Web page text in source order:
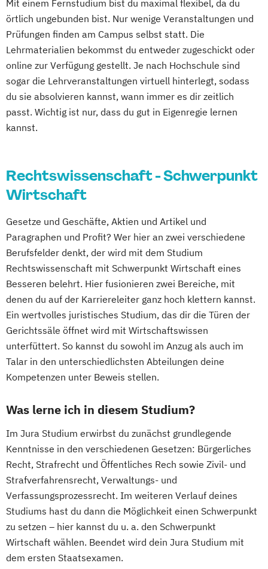
Mit einem Fernstudium bist du maximal flexibel, da du
örtlich ungebunden bist. Nur wenige Veranstaltungen und
Prüfungen finden am Campus selbst statt. Die
Lehrmaterialien bekommst du entweder zugeschickt oder
online zur Verfügung gestellt. Je nach Hochschule sind
sogar die Lehrveranstaltungen virtuell hinterlegt, sodass
du sie absolvieren kannst, wann immer es dir zeitlich
passt. Wichtig ist nur, dass du gut in Eigenregie lernen
kannst.
Rechtswissenschaft - Schwerpunkt
Wirtschaft
Gesetze und Geschäfte, Aktien und Artikel und
Paragraphen und Profit? Wer hier an zwei verschiedene
Berufsfelder denkt, der wird mit dem Studium
Rechtswissenschaft mit Schwerpunkt Wirtschaft eines
Besseren belehrt. Hier fusionieren zwei Bereiche, mit
denen du auf der Karriereleiter ganz hoch klettern kannst.
Ein wertvolles juristisches Studium, das dir die Türen der
Gerichtssäle öffnet wird mit Wirtschaftswissen
unterfüttert. So kannst du sowohl im Anzug als auch im
Talar in den unterschiedlichsten Abteilungen deine
Kompetenzen unter Beweis stellen.
Was lerne ich in diesem Studium?
Im Jura Studium erwirbst du zunächst grundlegende
Kenntnisse in den verschiedenen Gesetzen: Bürgerliches
Recht, Strafrecht und Öffentliches Rech sowie Zivil- und
Strafverfahrensrecht, Verwaltungs- und
Verfassungsprozessrecht. Im weiteren Verlauf deines
Studiums hast du dann die Möglichkeit einen Schwerpunkt
zu setzen – hier kannst du u. a. den Schwerpunkt
Wirtschaft wählen. Beendet wird dein Jura Studium mit
dem ersten Staatsexamen.